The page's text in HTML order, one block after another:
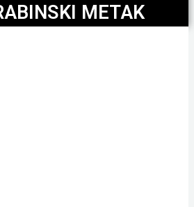
METAK